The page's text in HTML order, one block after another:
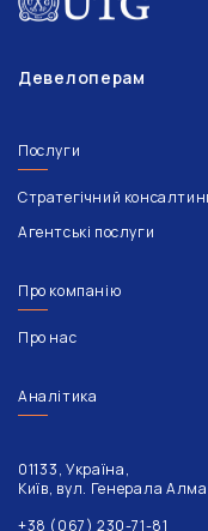
Девелоперам
Послуги
Стратегічний
Агентські послуги
Про компанію
Про нас
Аналітика
01133, Україна,
Київ, вул. Генерала
+38 (067) 230-71-81